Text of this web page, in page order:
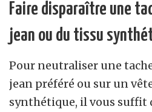
Faire disparaître une
jean ou du tissu
Pour neutraliser une
jean préféré ou sur un
synthétique, il vous suffit